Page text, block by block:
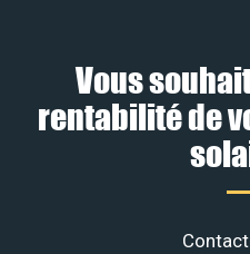
Vous
rentabilité de